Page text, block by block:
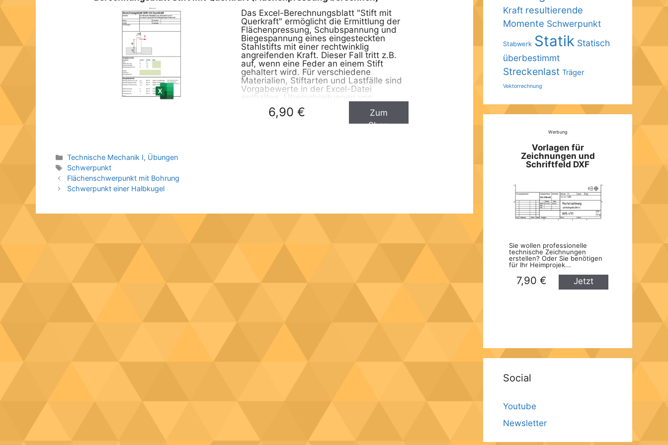
Das Excel-Berechnungsblatt "Stift mit
Querkraft" ermöglicht die Ermittlung der
Flächenpressung, Schubspannung und
Biegespannung eines eingesteckten
Stahlstifts mit einer rechtwinklig
angreifenden Kraft. Dieser Fall tritt z.B.
auf, wenn eine Feder an einem Stift
gehaltert wird. Für verschiedene
Materialien, Stiftarten und Lastfälle sind
Vorgabewerte in der Excel-Datei
enthalten. Überschreitungen von
Maximalwerten werden durch
Ampelfarben visualisiert. Die
Berechnungsmethode folgt dabei dem
6,90 €
Zum
Shop
Kategorien
Technische Mechanik I, Übungen
Schlagwörter
Schwerpunkt
Flächenschwerpunkt mit Bohrung
Schwerpunkt einer Halbkugel
Kraft resultierende
Momente Schwerpunkt
Stabwerk Statik Statisch
überbestimmt
Streckenlast Träger
Vektorrechnung
Werbung
Vorlagen für
Zeichnungen und
Schriftfeld DXF
Sie wollen professionelle
technische Zeichnungen
erstellen? Oder Sie benötigen
für Ihr Heimprojek...
7,90 €
Jetzt
Social
Youtube
Newsletter